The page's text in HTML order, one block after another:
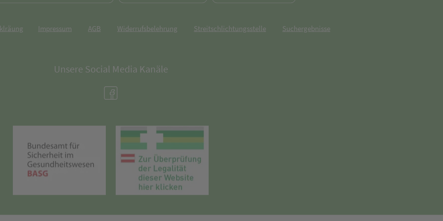
Impressum AGB Widerrufsbelehrung Streitschlichtungsstelle Suchergebnisse
Unsere Social Media Kanäle
(öffnet in neuem Tab)